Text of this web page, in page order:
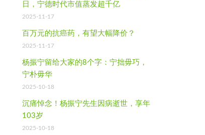
日，宁德时代市值蒸发超千亿
2025-11-17
百万元的抗癌药，有望大幅降价？
2025-11-17
杨振宁留给大家的8个字：宁拙毋巧，
宁朴毋华
2025-10-18
沉痛悼念！杨振宁先生因病逝世，享年
103岁
2025-10-18